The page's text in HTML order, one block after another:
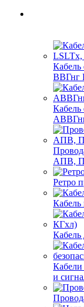
ВВГнг
АПВ,
Ретро
Кабель
Кабель
и